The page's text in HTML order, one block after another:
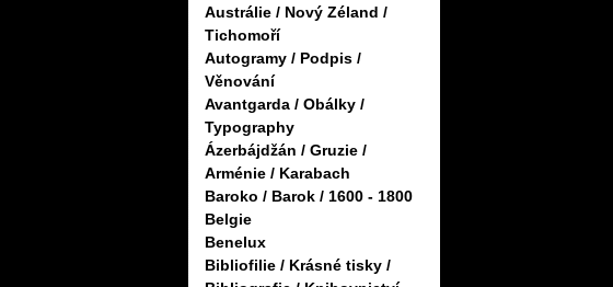
Austrálie / Nový Zéland /
Tichomoří
Autogramy / Podpis /
Věnování
Avantgarda / Obálky /
Typography
Ázerbájdžán / Gruzie /
Arménie / Karabach
Baroko / Barok / 1600 - 1800
Belgie
Benelux
Bibliofilie / Krásné tisky /